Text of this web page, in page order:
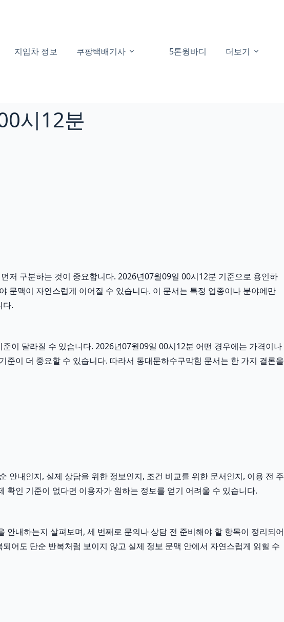
지입차 정보 쿠팡택배기사 5톤윙바디 더보기
시12분
저 구분하는 것이 중요합니다. 2026년07월09일 00시12분 기준으로 용인하
문맥이 자연스럽게 이어질 수 있습니다. 이 문서는 특정 업종이나 분야에만
다.
이 달라질 수 있습니다. 2026년07월09일 00시12분 어떤 경우에는 가격이나
이 더 중요할 수 있습니다. 따라서 동대문하수구막힘 문서는 한 가지 결론을
내인지, 실제 상담을 위한 정보인지, 조건 비교를 위한 문서인지, 이용 전 주
인 기준이 없다면 이용자가 원하는 정보를 얻기 어려울 수 있습니다.
내하는지 살펴보며, 세 번째로 문의나 상담 전 준비해야 할 항목이 정리되어
어도 단순 반복처럼 보이지 않고 실제 정보 문맥 안에서 자연스럽게 읽힐 수